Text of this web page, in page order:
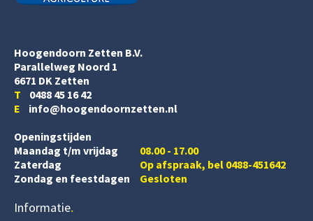
Hoogendoorn Zetten B.V.
Parallelweg Noord 1
6671 DK Zetten
T 0488 45 16 42
E info@hoogendoornzetten.nl
Openingstijden
Maandag t/m vrijdag
08.00 - 17.00
Zaterdag
Op afspraak, bel 0488-451642
Zondag en feestdagen
Gesloten
Informatie